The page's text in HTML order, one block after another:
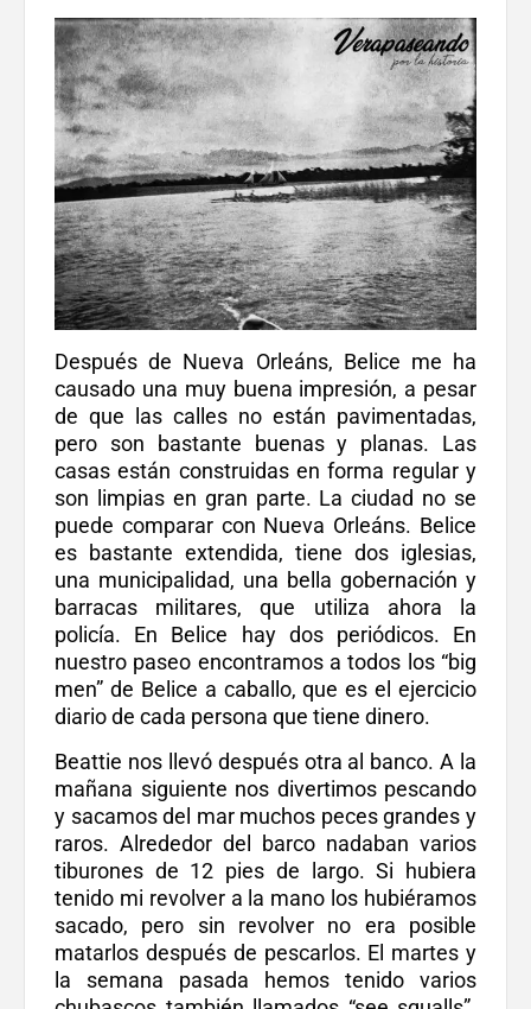
Después de Nueva Orleáns, Belice me ha
causado una muy buena impresión, a pesar
de que las calles no están pavimentadas,
pero son bastante buenas y planas. Las
casas están construidas en forma regular y
son limpias en gran parte. La ciudad no se
puede comparar con Nueva Orleáns. Belice
es bastante extendida, tiene dos iglesias,
una municipalidad, una bella gobernación y
barracas militares, que utiliza ahora la
policía. En Belice hay dos periódicos. En
nuestro paseo encontramos a todos los “big
men” de Belice a caballo, que es el ejercicio
diario de cada persona que tiene dinero.
Beattie nos llevó después otra al banco. A la
mañana siguiente nos divertimos pescando
y sacamos del mar muchos peces grandes y
raros. Alrededor del barco nadaban varios
tiburones de 12 pies de largo. Si hubiera
tenido mi revolver a la mano los hubiéramos
sacado, pero sin revolver no era posible
matarlos después de pescarlos. El martes y
la semana pasada hemos tenido varios